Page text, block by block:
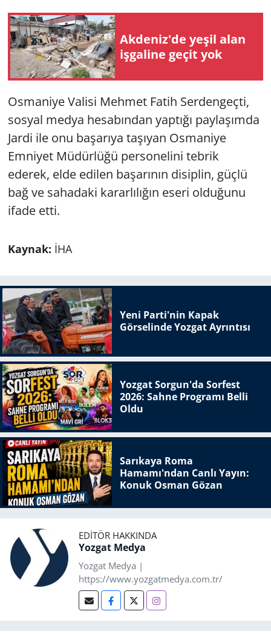
Akdeniz'de yeşil alan
işgaline geçit yok
Osmaniye Valisi Mehmet Fatih Serdengeçti,
sosyal medya hesabından yaptığı paylaşımda
Jardi ile onu başarıya taşıyan Osmaniye
Emniyet Müdürlüğü personelini tebrik
ederek, elde edilen başarının disiplin, güçlü
bağ ve sahadaki kararlılığın eseri olduğunu
ifade etti.
Kaynak: İHA
Yeni Parti'nin Kapak
Görselinde Yozgat Ayrıntısı
Yozgat Sorgun'da Sorfest
2026: Sahne Programı Belli
Oldu
Sarıkaya Roma
Hamamı'ndan Canlı Yayın:
Konuk Osman Gözan
EDITÖR HAKKINDA
Yozgat Medya
Yozgat Medya |
https://www.yozgatmedya.com.tr/